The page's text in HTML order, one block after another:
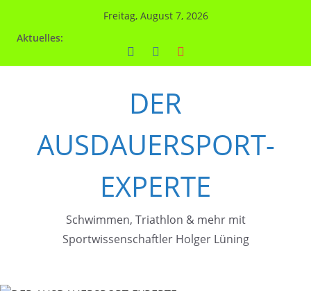
Freitag, August 7, 2026
Aktuelles:
DER
AUSDAUERSPORT-
EXPERTE
Schwimmen, Triathlon & mehr mit
Sportwissenschaftler Holger Lüning